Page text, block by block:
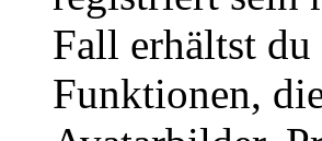
Fall erhältst
Funktionen,